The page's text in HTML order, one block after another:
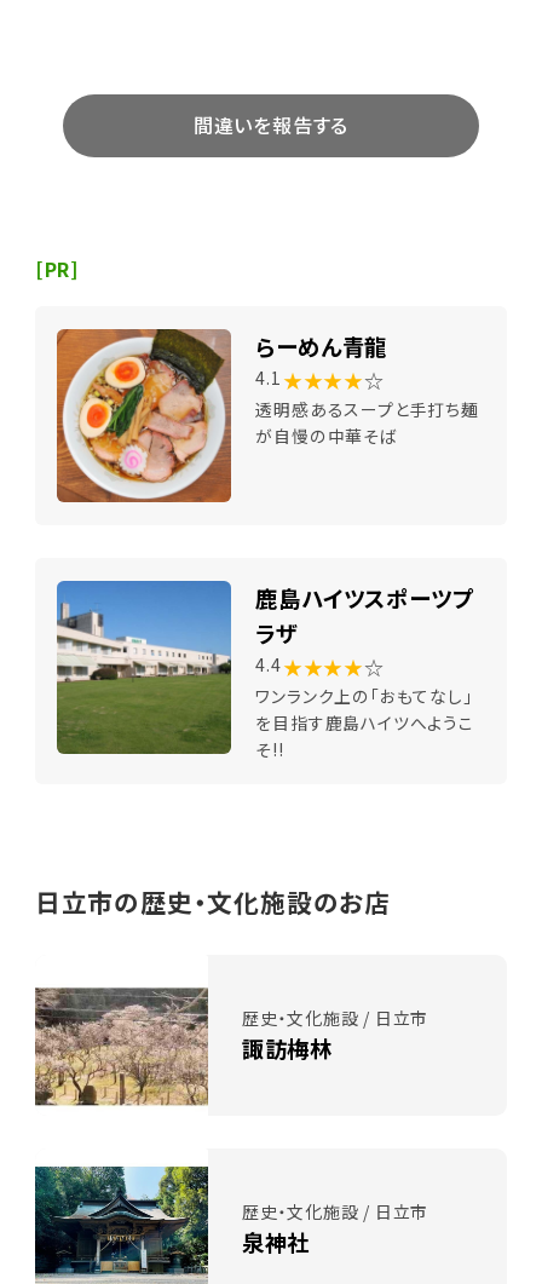
間違いを報告する
[PR]
らーめん青龍
4.1 ★★★★☆
透明感あるスープと手打ち麺
が自慢の中華そば
鹿島ハイツスポーツプ
ラザ
4.4★★★★☆
ワンランク上の「おもてなし」
を目指す鹿島ハイツへようこ
そ!!
日立市の歴史・文化施設のお店
歴史・文化施設 / 日立市
諏訪梅林
歴史・文化施設 / 日立市
泉神社